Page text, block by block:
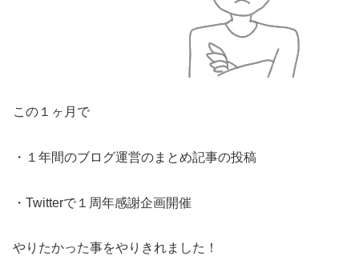
この１ヶ月で
・１年間のブログ運営のまとめ記事の投稿
・Twitterで１周年感謝企画開催
やりたかった事をやりきれました！